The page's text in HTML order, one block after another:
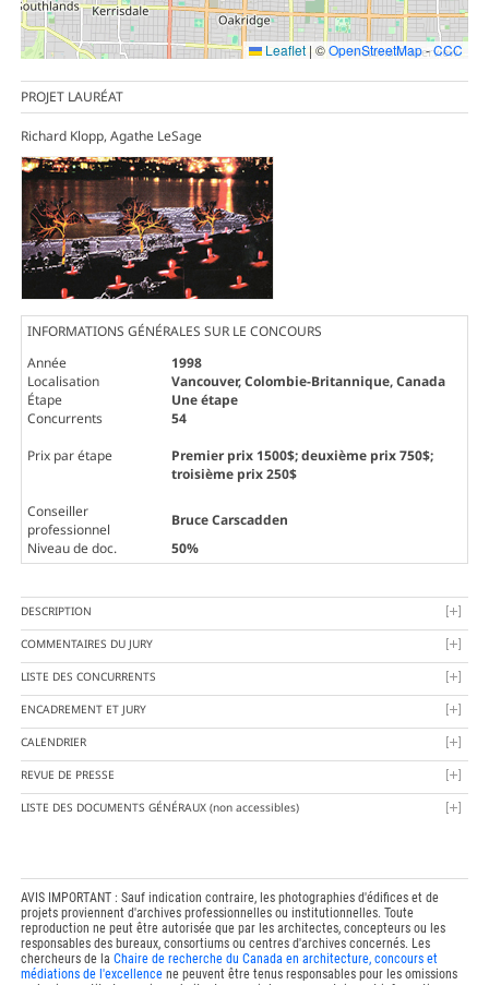
Leaflet | ©OpenStreetMap-CCC
PROJET LAURÉAT
Richard Klopp, Agathe LeSage
INFORMATIONS GÉNÉRALES SUR LE CONCOURS
Année
1998
Localisation
Vancouver, Colombie-Britannique, Canada
Étape
Une étape
Concurrents
54
Prix par étape
Premier prix 1500$; deuxième prix 750$;
troisième prix 250$
Conseiller
professionnel
Bruce Carscadden
Niveau de doc.
50%
DESCRIPTION
COMMENTAIRES DU JURY
LISTE DES CONCURRENTS
ENCADREMENT ET JURY
CALENDRIER
REVUE DE PRESSE
LISTE DES DOCUMENTS GÉNÉRAUX (non accessibles)
AVIS IMPORTANT : Sauf indication contraire, les photographies d'édifices et de
projets proviennent d'archives professionnelles ou institutionnelles. Toute
reproduction ne peut être autorisée que par les architectes, concepteurs ou les
responsables des bureaux, consortiums ou centres d'archives concernés. Les
chercheurs de la Chaire de recherche du Canada en architecture, concours et
médiations de l'excellencene peuvent être tenus responsables pour les omissions